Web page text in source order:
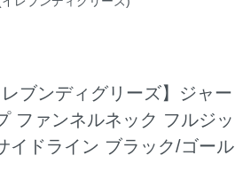
ブンディグリーズ】ジャー
ファンネルネック フルジッ
イドライン ブラック/ゴール